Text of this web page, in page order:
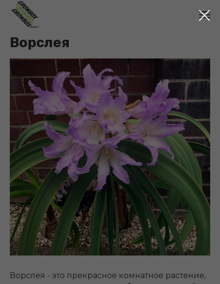
Ворслея
Ворслея - это прекрасное комнатное растение,